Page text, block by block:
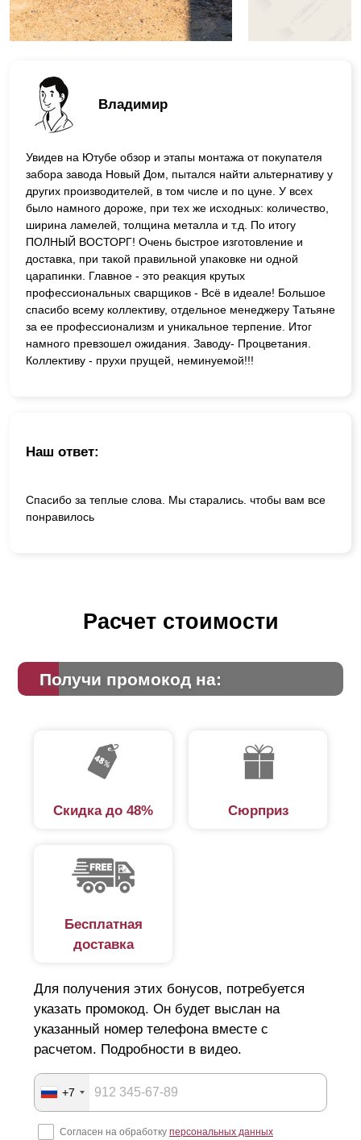
Владимир
Увидев на Ютубе обзор и этапы монтажа от покупателя
забора завода Новый Дом, пытался найти альтернативу у
других производителей, в том числе и по цуне. У всех
было намного дороже, при тех же исходных: количество,
ширина ламелей, толщина металла и т.д. По итогу
ПОЛНЫЙ ВОСТОРГ! Очень быстрое изготовление и
доставка, при такой правильной упаковке ни одной
царапинки. Главное - это реакция крутых
профессиональных сварщиков - Всё в идеале! Большое
спасибо всему коллективу, отдельное менеджеру Татьяне
за ее профессионализм и уникальное терпение. Итог
намного превзошел ожидания. Заводу- Процветания.
Коллективу - прухи прущей, неминуемой!!!
Наш ответ:
Спасибо за теплые слова. Мы старались. чтобы вам все
понравилось
Расчет стоимости
Получи промокод на:
Скидка до 48% Сюрприз
Бесплатная
доставка
Для получения этих бонусов, потребуется
указать промокод. Он будет выслан на
указанный номер телефона вместе с
расчетом. Подробности в видео.
+7
Согласен на обработку персональных данных